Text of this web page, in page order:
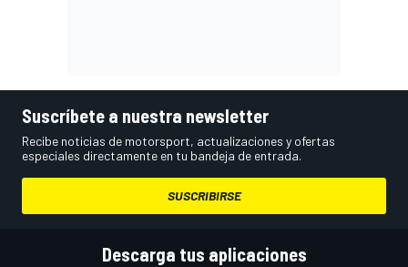
Suscríbete a nuestra newsletter
Recibe noticias de motorsport, actualizaciones y ofertas
especiales directamente en tu bandeja de entrada.
SUSCRIBIRSE
Descarga tus aplicaciones